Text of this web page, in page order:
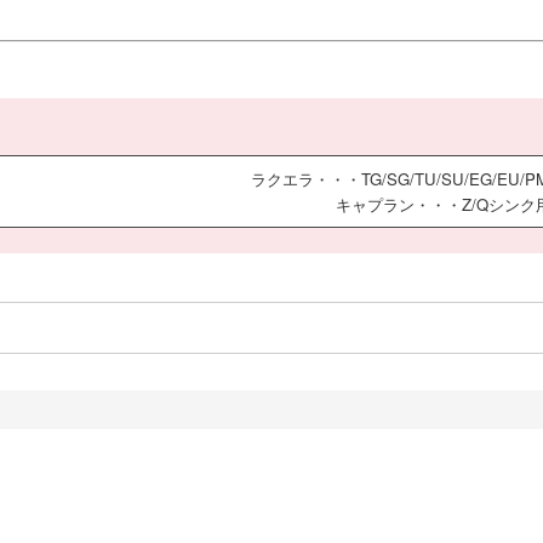
ラクエラ・・・TG/SG/TU/SU/EG/EU/
キャプラン・・・Z/Qシンク